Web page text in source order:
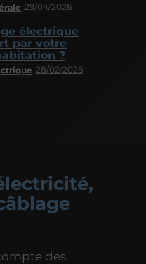
29/04/2026
28/02/2026
électrique
par votre
?
des